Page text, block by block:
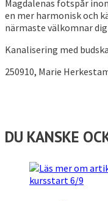
Magdalenas fotspår
en mer harmonisk och
närmaste välkomnar
Kanalisering med
250910, Marie
DU KANSKE